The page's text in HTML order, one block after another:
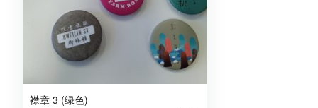
襟章 3 (绿色)